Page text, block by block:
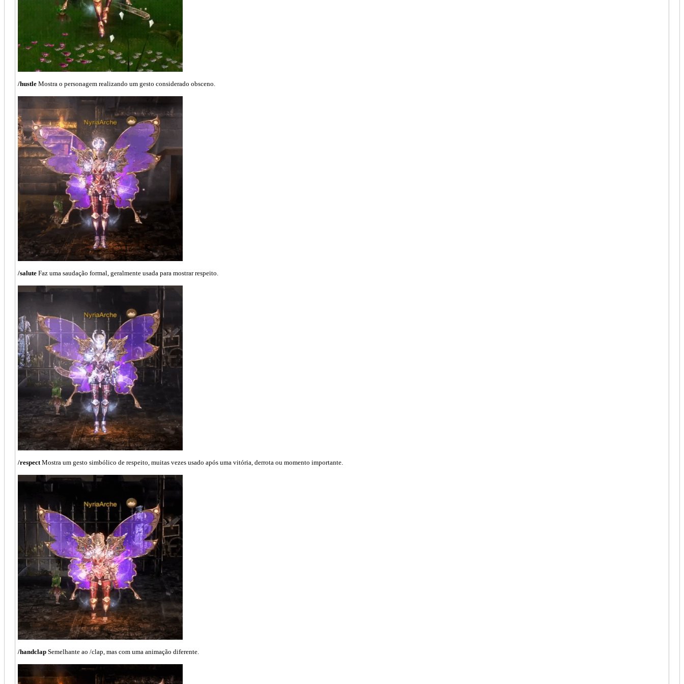
/hustle Mostra o personagem realizando um gesto considerado obsceno.
/salute Faz uma saudação formal, geralmente usada para mostrar respeito.
/respect Mostra um gesto simbólico de respeito, muitas vezes usado após uma vitória, derrota ou momento importante.
/handclap Semelhante ao /clap, mas com uma animação diferente.